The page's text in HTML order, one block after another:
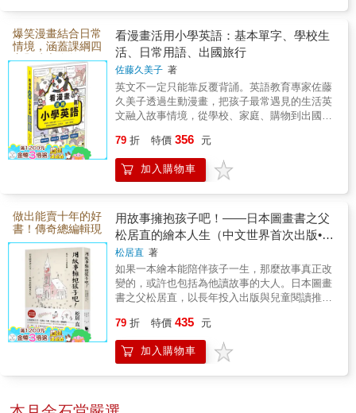
爆笑漫畫結合日常
情境，涵蓋課綱四
主題建立自然開口
說的直覺語感
看漫畫活用小學英語：基本單字、學校生
活、日常用語、出國旅行
佐藤久美子 著
英文不一定只能靠反覆背誦。英語教育專家佐藤
久美子透過生動漫畫，把孩子最常遇見的生活英
文融入故事情境，從學校、家庭、購物到出國旅
事吸引，再自然記住單字、句型與說法，不只增
加學習興趣，也能理解英文真正的使用方式。一
本讓孩子看得開心、學得輕鬆，還能勇敢開口說
79 折 特價 356 元
加入購物車
做出能賣十年的好
書！傳奇總編輯現
身說法，深度探討
兒童觀與出版之道
用故事擁抱孩子吧！——日本圖畫書之父
松居直的繪本人生（中文世界首次出版•安
野光雅插圖）
松居直 著
如果一本繪本能陪伴孩子一生，那麼故事真正改
變的，或許也包括為他讀故事的大人。日本圖畫
書之父松居直，以長年投入出版與兒童閱讀推廣
感受愛與建立想像力的起點。他不只談繪本，更
談大人該如何陪伴孩子閱讀。一本寫給父母、老
師、出版人與所有愛故事之人的溫柔生命之書。
79 折 特價 435 元
加入購物車